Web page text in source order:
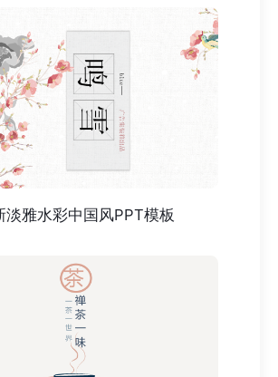
淡雅水彩中国风PPT模板